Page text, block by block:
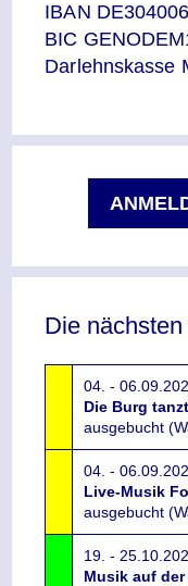
IBAN
BIC
Darlehnskasse
Die
04. -
Die Burg tanzt
ausgebucht
04. -
Live-Musik
ausgebucht
19. -
Musik auf